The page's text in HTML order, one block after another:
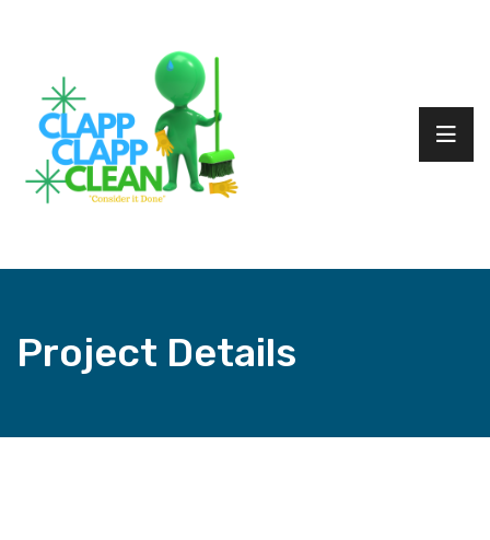
Project Details